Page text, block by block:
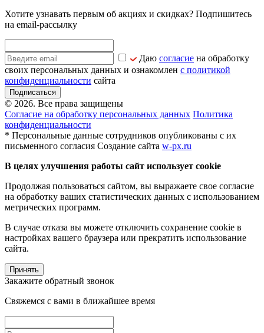
Хотите узнавать первым об акциях и скидках? Подпишитесь
на email-рассылку
Даю согласие на обработку
своих персональных данных и ознакомлен с политикой
конфиденциальности сайта
Подписаться
© 2026. Все права защищены
Согласие на обработку персональных данных Политика
конфиденциальности
* Персональные данные сотрудников опубликованы с их
письменного согласия Создание сайта w-px.ru
В целях улучшения работы сайт использует cookie
Продолжая пользоваться сайтом, вы выражаете свое согласие
на обработку ваших статистических данных с использованием
метрических программ.
В случае отказа вы можете отключить сохранение cookie в
настройках вашего браузера или прекратить использование
сайта.
Принять
Закажите обратный звонок
Свяжемся с вами в ближайшее время